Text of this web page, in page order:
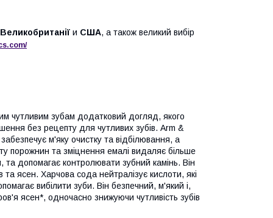
Великобританії и США, а також великий вибір
.com/
чутливим зубам додатковий догляд, якого
без рецепту для чутливих зубів. Arm &
м'яку очистку та відбілювання, а
порожнин та зміцнення емалі видаляє більше
та допомагає контролювати зубний камінь. Він
ясен. Харчова сода нейтралізує кислоти, які
вибілити зуби. Він безпечний, м'який і,
ясен*, одночасно знижуючи чутливість зубів